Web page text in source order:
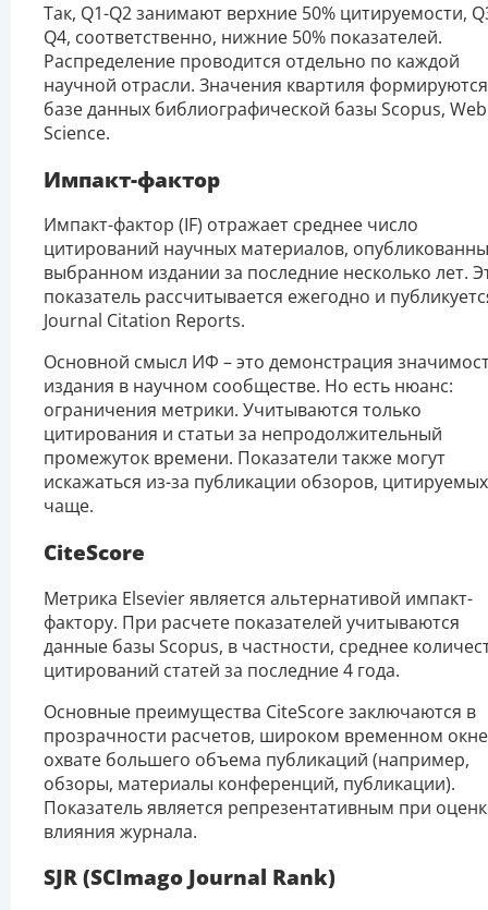
Так, Q1-Q2 занимают верхние 50% цитируемости,
Q4, соответственно, нижние 50% показателей.
Распределение проводится отдельно по каждой
научной отрасли. Значения квартиля
базе данных библиографической базы Scopus,
Science.
Импакт-фактор
Импакт-фактор (IF) отражает среднее число
цитирований научных материалов,
выбранном издании за последние несколько лет.
показатель рассчитывается ежегодно и
Journal Citation Reports.
Основной смысл ИФ – это демонстрация
издания в научном сообществе. Но есть нюанс:
ограничения метрики. Учитываются только
цитирования и статьи за непродолжительный
промежуток времени. Показатели также могут
искажаться из-за публикации обзоров, цитируемых
чаще.
CiteScore
Метрика Elsevier является альтернативой импакт-
фактору. При расчете показателей учитываются
данные базы Scopus, в частности, среднее
цитирований статей за последние 4 года.
Основные преимущества CiteScore заключаются в
прозрачности расчетов, широком временном
охвате большего объема публикаций (например,
обзоры, материалы конференций, публикации).
Показатель является репрезентативным при
влияния журнала.
SJR (SCImago Journal Rank)